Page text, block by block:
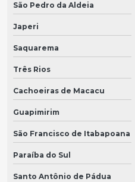
São Pedro da Aldeia
Japeri
Saquarema
Três Rios
Cachoeiras de Macacu
Guapimirim
São Francisco de Itabapoana
Paraíba do Sul
Santo Antônio de Pádua